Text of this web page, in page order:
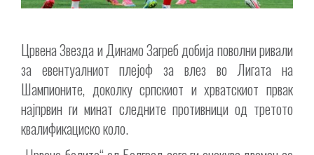
Црвена Звезда и Динамо Загреб добија поволни ривали
за евентуалниот плејоф за влез во Лигата на
Шампионите, доколку српскиот и хрватскиот првак
најпрвин ги минат следните противници од третото
квалификациско коло.